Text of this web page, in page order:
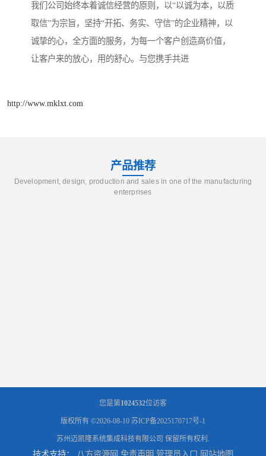
我们公司始终本着诚信经营的原则，以“以诚为本，以质
取信”为宗旨，坚持“开拓、务实、守信”的企业精神，以
诚挚的心，全方面的服务，为每一个客户创造高价值，
让客户来的放心，用的舒心。与您携手共进
http://www.mklxt.com
产品推荐
Development, design, production and sales in one of the manufacturing
enterprises
您是第1024532位访客
版权所有 ©2026-08-10 苏ICP备2025170717号-1
苏州迈凯隆系统集成科技有限公司 保留所有权利.
技术支持： 八方资源网 免责声明 管理员入口 网站地图